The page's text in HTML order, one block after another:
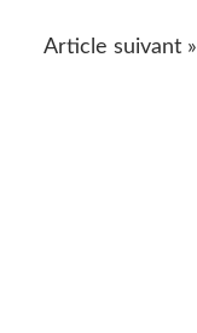
Article suivant »